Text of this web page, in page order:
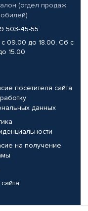
(отдел продаж
503-45-55
09.00 до 18.00, Сб с
15.00
посетителя сайта
данных
на получение